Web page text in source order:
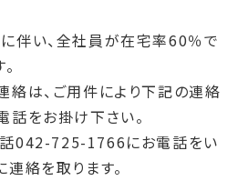
伴い、全社員が在宅率60％で
絡は、ご用件により下記の連絡
話をお掛け下さい。
042-725-1766にお電話をい
絡を取ります。